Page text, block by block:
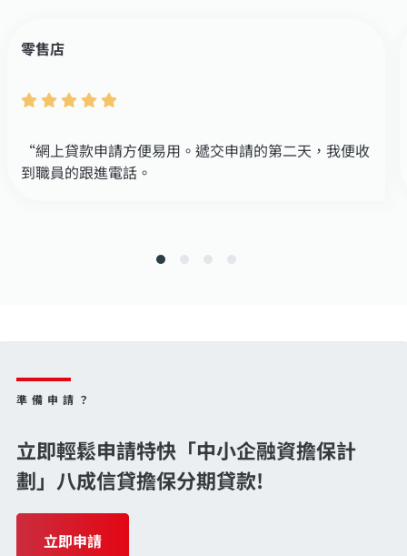
零售店
“網上貸款申請方便易用。遞交申請的第二天，我便收
到職員的跟進電話。
準備申請？
立即輕鬆申請特快「中小企融資擔保計
劃」八成信貸擔保分期貸款!
立即申請